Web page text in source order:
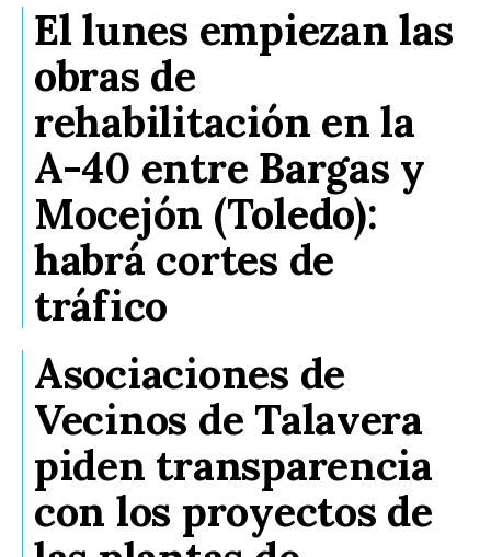
El lunes empiezan las
obras de
rehabilitación en la
A-40 entre Bargas y
Mocejón (Toledo):
habrá cortes de
tráfico
Asociaciones de
Vecinos de Talavera
piden transparencia
con los proyectos de